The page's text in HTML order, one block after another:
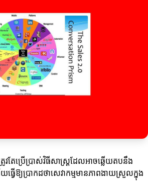
វតែប្រើប្រាស់វិធីសាស្ត្រដែលអាចឆ្លើយតបនឹង
វើឱ្យប្រាកដថាសេវាកម្មមានភាពងាយស្រួលក្នុង